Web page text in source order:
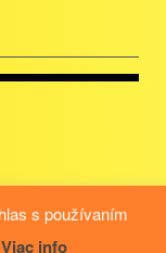
s používaním
Viac info